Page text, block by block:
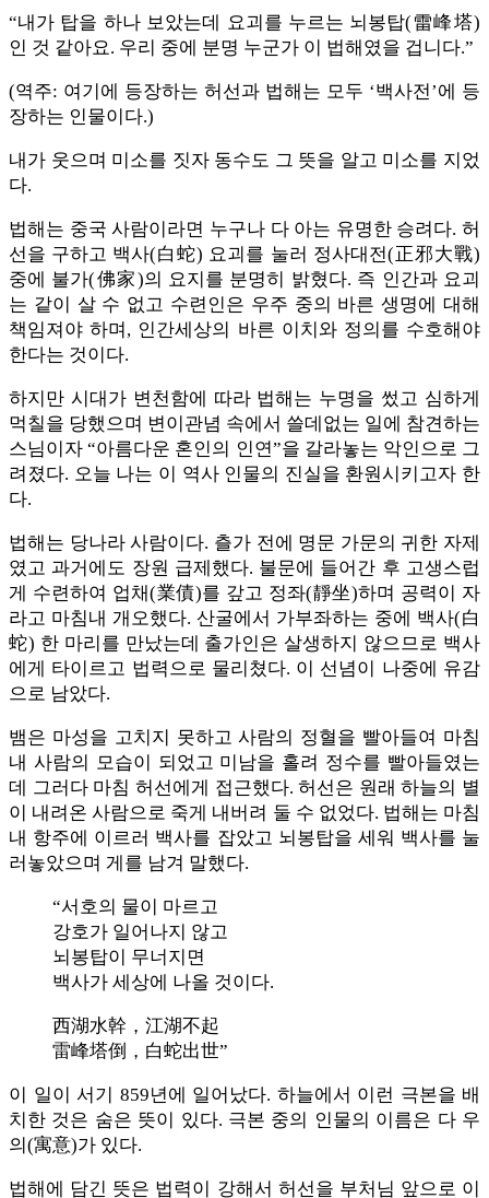
“내가 탑을 하나 보았는데 요괴를 누르는 뇌봉탑(雷峰塔)
인 것 같아요. 우리 중에 분명 누군가 이 법해였을 겁니다.”
(역주: 여기에 등장하는 허선과 법해는 모두 ‘백사전’에 등
장하는 인물이다.)
내가 웃으며 미소를 짓자 동수도 그 뜻을 알고 미소를 지었
다.
법해는 중국 사람이라면 누구나 다 아는 유명한 승려다. 허
선을 구하고 백사(白蛇) 요괴를 눌러 정사대전(正邪大戰)
중에 불가(佛家)의 요지를 분명히 밝혔다. 즉 인간과 요괴
는 같이 살 수 없고 수련인은 우주 중의 바른 생명에 대해
책임져야 하며, 인간세상의 바른 이치와 정의를 수호해야
한다는 것이다.
하지만 시대가 변천함에 따라 법해는 누명을 썼고 심하게
먹칠을 당했으며 변이관념 속에서 쓸데없는 일에 참견하는
스님이자 “아름다운 혼인의 인연”을 갈라놓는 악인으로 그
려졌다. 오늘 나는 이 역사 인물의 진실을 환원시키고자 한
다.
법해는 당나라 사람이다. 츨가 전에 명문 가문의 귀한 자제
였고 과거에도 장원 급제했다. 불문에 들어간 후 고생스럽
게 수련하여 업채(業債)를 갚고 정좌(靜坐)하며 공력이 자
라고 마침내 개오했다. 산굴에서 가부좌하는 중에 백사(白
蛇) 한 마리를 만났는데 출가인은 살생하지 않으므로 백사
에게 타이르고 법력으로 물리쳤다. 이 선념이 나중에 유감
으로 남았다.
뱀은 마성을 고치지 못하고 사람의 정혈을 빨아들여 마침
내 사람의 모습이 되었고 미남을 홀려 정수를 빨아들였는
데 그러다 마침 허선에게 접근했다. 허선은 원래 하늘의 별
이 내려온 사람으로 죽게 내버려 둘 수 없었다. 법해는 마침
내 항주에 이르러 백사를 잡았고 뇌봉탑을 세워 백사를 눌
러놓았으며 게를 남겨 말했다.
“서호의 물이 마르고
강호가 일어나지 않고
뇌봉탑이 무너지면
백사가 세상에 나올 것이다.
西湖水幹，江湖不起
雷峰塔倒，白蛇出世”
이 일이 서기 859년에 일어났다. 하늘에서 이런 극본을 배
치한 것은 숨은 뜻이 있다. 극본 중의 인물의 이름은 다 우
의(寓意)가 있다.
법해에 담긴 뜻은 법력이 강해서 허선을 부처님 앞으로 이